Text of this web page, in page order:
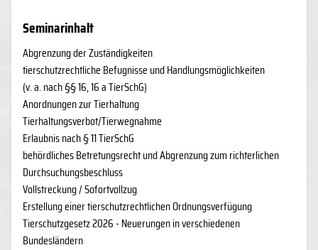
Seminarinhalt
Abgrenzung der Zuständigkeiten
tierschutzrechtliche Befugnisse und Handlungsmöglichkeiten
(v. a. nach §§ 16, 16 a TierSchG)
Anordnungen zur Tierhaltung
Tierhaltungsverbot/Tierwegnahme
Erlaubnis nach § 11 TierSchG
behördliches Betretungsrecht und Abgrenzung zum richterlichen
Durchsuchungsbeschluss
Vollstreckung / Sofortvollzug
Erstellung einer tierschutzrechtlichen Ordnungsverfügung
Tierschutzgesetz 2026 - Neuerungen in verschiedenen
Bundesländern